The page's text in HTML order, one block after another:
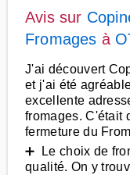
Avis sur
Fromages à
J'ai découvert
et j'ai été
excellente
fromages. C'était
fermeture du
➕ Le choix de
qualité. On y